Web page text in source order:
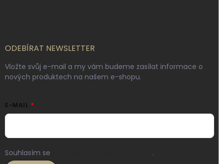
ODEBÍRAT NEWSLETTER
Vložte svůj e-mail a my vám budeme zasílat informace o
nových produktech na našem e-shopu.
E-MAIL
Souhlasím se .